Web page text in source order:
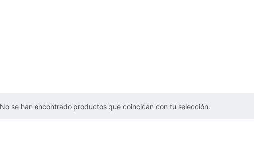
No se han encontrado productos que coincidan con tu selección.